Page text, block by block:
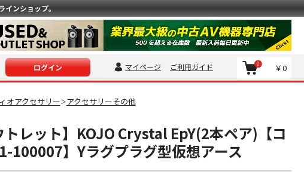
ンショップ。
ログイン マイページ ご利用ガイド ￥0
0
オアクセサリー＞アクセサリーその他
トレット】KOJO Crystal EpY(2本ペア)【コ
100007】Yラグプラグ型仮想アース